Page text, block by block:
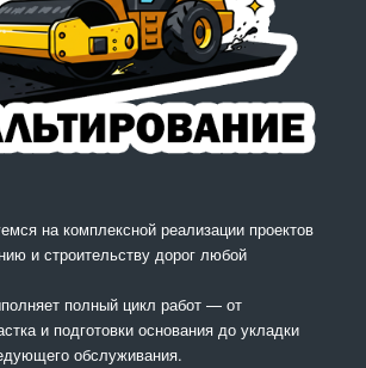
на комплексной реализации проектов
и строительству дорог любой
полный цикл работ — от
и подготовки основания до укладки
обслуживания.